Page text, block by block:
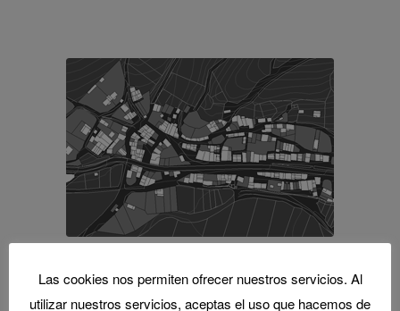
Aplicación de la Normativa Urbanística de Castilla
y León en los Municipios Menores de 500
Las cookies nos permiten ofrecer nuestros servicios. Al
utilizar nuestros servicios, aceptas el uso que hacemos de